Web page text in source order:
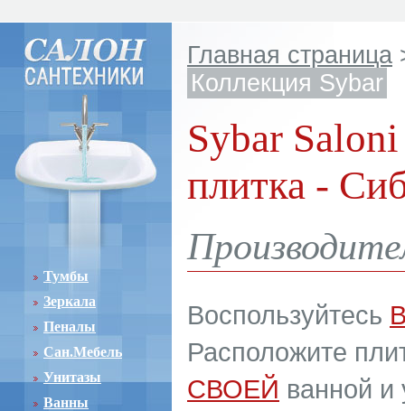
Тумбы
Зеркала
Пеналы
Сан.Мебель
Унитазы
Ванны
Главная страница
Коллекция Sybar
Sybar
плитка -
Воспользуйтесь
Расположите
СВОЕЙ ванной и